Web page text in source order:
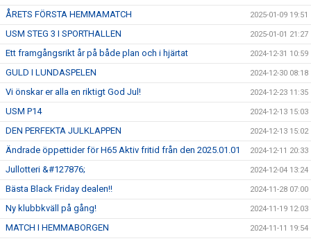
ÅRETS FÖRSTA HEMMAMATCH 2025-01-09 19:51
USM STEG 3 I SPORTHALLEN 2025-01-01 21:27
Ett framgångsrikt år på både plan och i hjärtat 2024-12-31 10:59
GULD I LUNDASPELEN 2024-12-30 08:18
Vi önskar er alla en riktigt God Jul! 2024-12-23 11:35
USM P14 2024-12-13 15:03
DEN PERFEKTA JULKLAPPEN 2024-12-13 15:02
Ändrade öppettider för H65 Aktiv fritid från den 2025.01.01 2024-12-11 20:33
Jullotteri &#127876; 2024-12-04 13:24
Bästa Black Friday dealen!! 2024-11-28 07:00
Ny klubbkväll på gång! 2024-11-19 12:03
MATCH I HEMMABORGEN 2024-11-11 19:54